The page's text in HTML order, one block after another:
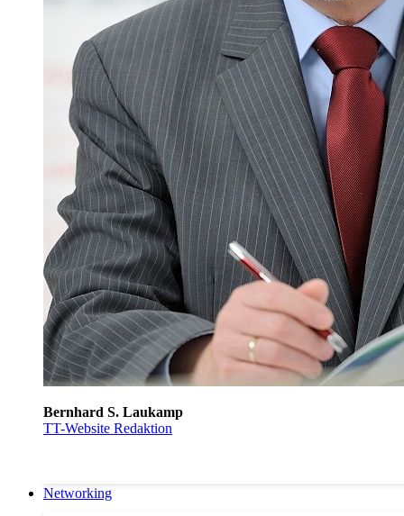
Bernhard S. Laukamp
TT-Website Redaktion
Networking